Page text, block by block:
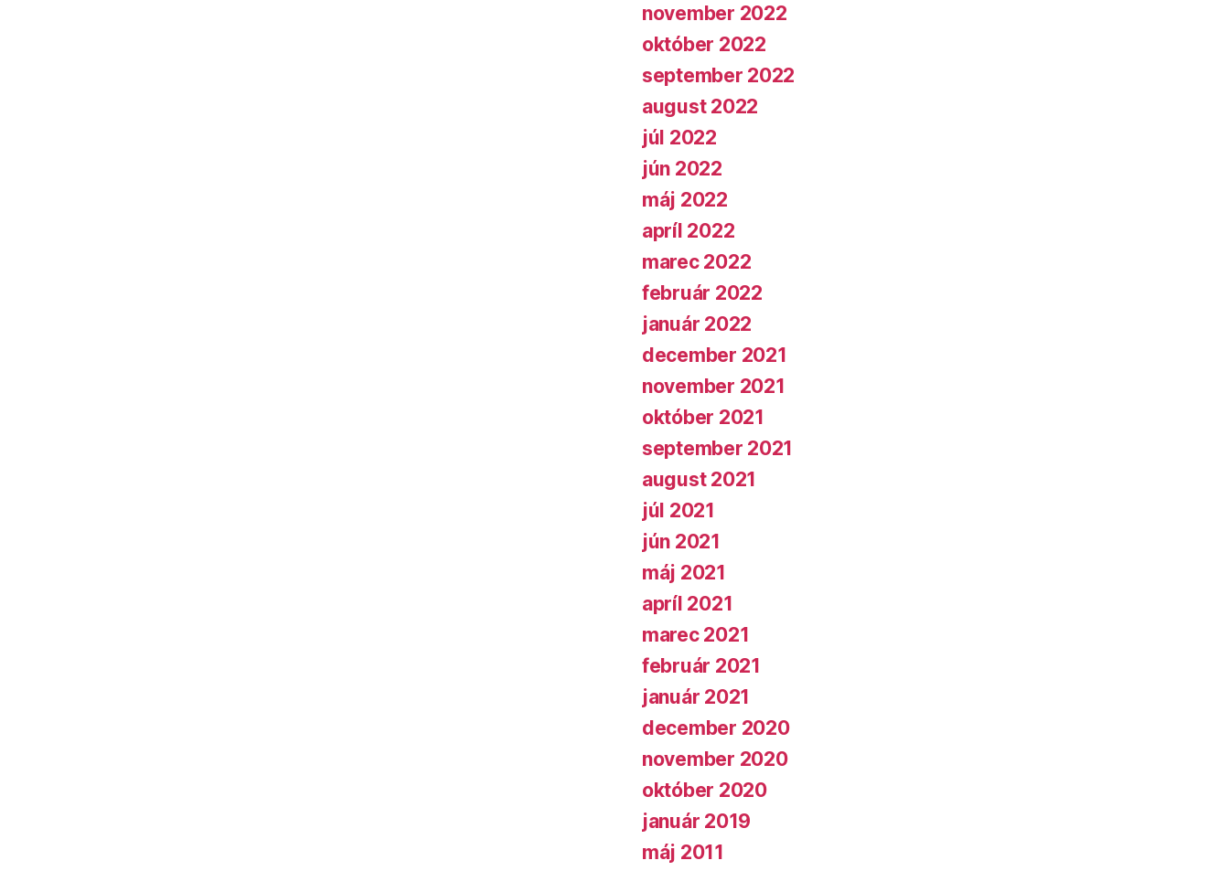
november 2022
október 2022
september 2022
august 2022
júl 2022
jún 2022
máj 2022
apríl 2022
marec 2022
február 2022
január 2022
december 2021
november 2021
október 2021
september 2021
august 2021
júl 2021
jún 2021
máj 2021
apríl 2021
marec 2021
február 2021
január 2021
december 2020
november 2020
október 2020
január 2019
máj 2011